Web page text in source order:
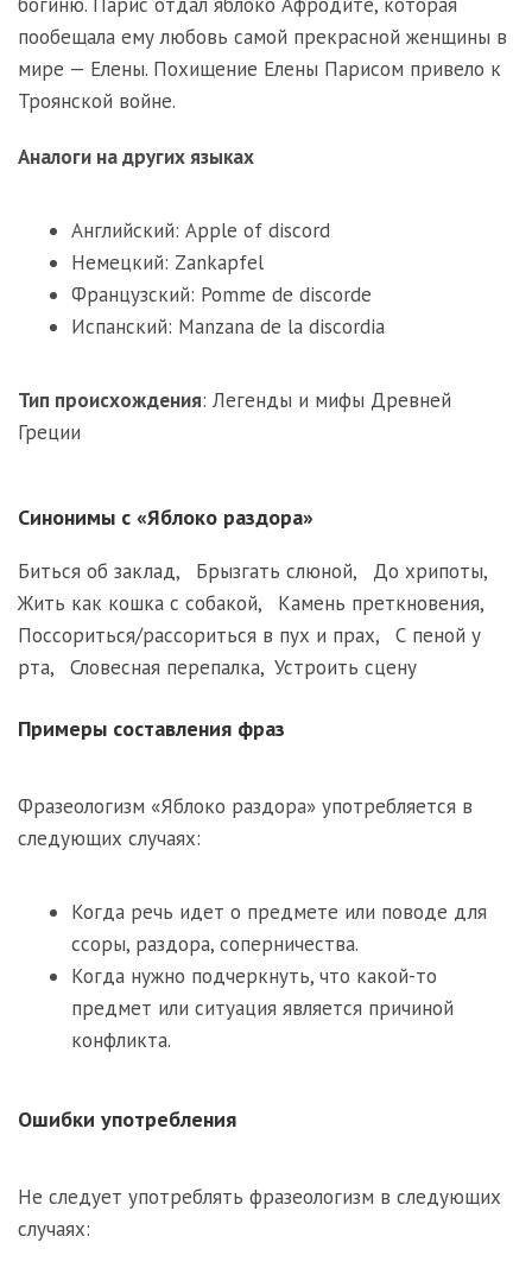
пообещала ему любовь самой прекрасной женщины в
мире — Елены. Похищение Елены Парисом привело к
Троянской войне.
Аналоги на других языках
Английский: Apple of discord
Немецкий: Zankapfel
Французский: Pomme de discorde
Испанский: Manzana de la discordia
Тип происхождения: Легенды и мифы Древней
Греции
Синонимы с «Яблоко раздора»
Биться об заклад, Брызгать слюной, До хрипоты,
Жить как кошка с собакой, Камень преткновения,
Поссориться/рассориться в пух и прах, С пеной у
рта, Словесная перепалка, Устроить сцену
Примеры составления фраз
Фразеологизм «Яблоко раздора» употребляется в
следующих случаях:
Когда речь идет о предмете или поводе для
ссоры, раздора, соперничества.
Когда нужно подчеркнуть, что какой-то
предмет или ситуация является причиной
конфликта.
Ошибки употребления
Не следует употреблять фразеологизм в следующих
случаях: